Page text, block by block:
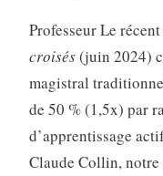
Professeur Le
croisés(juin 2024)
magistral
de 50 % (1,5x) par
d’apprentissage
Claude Collin, notre